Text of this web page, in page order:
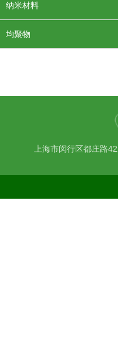
纳米材料
均聚物
上海市闵行区都庄路